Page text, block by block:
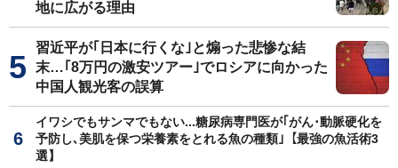
地に広がる理由
習近平が｢日本に行くな｣と煽った悲惨な結
末…｢8万円の激安ツアー｣でロシアに向かった
中国人観光客の誤算
イワシでもサンマでもない...糖尿病専門医が｢がん･動脈硬化を
予防し､美肌を保つ栄養素をとれる魚の種類｣【最強の魚活術3
選】